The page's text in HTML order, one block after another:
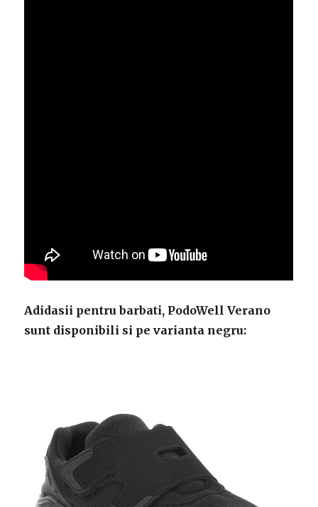
Adidasii pentru barbati, PodoWell Verano
sunt disponibili si pe varianta negru: